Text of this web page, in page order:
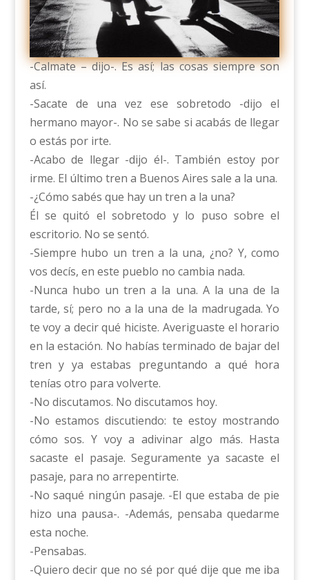
-Calmate – dijo-. Es así; las cosas siempre son
así.
-Sacate de una vez ese sobretodo -dijo el
hermano mayor-. No se sabe si acabás de llegar
o estás por irte.
-Acabo de llegar -dijo él-. También estoy por
irme. El último tren a Buenos Aires sale a la una.
-¿Cómo sabés que hay un tren a la una?
Él se quitó el sobretodo y lo puso sobre el
escritorio. No se sentó.
-Siempre hubo un tren a la una, ¿no? Y, como
vos decís, en este pueblo no cambia nada.
-Nunca hubo un tren a la una. A la una de la
tarde, sí; pero no a la una de la madrugada. Yo
te voy a decir qué hiciste. Averiguaste el horario
en la estación. No habías terminado de bajar del
tren y ya estabas preguntando a qué hora
tenías otro para volverte.
-No discutamos. No discutamos hoy.
-No estamos discutiendo: te estoy mostrando
cómo sos. Y voy a adivinar algo más. Hasta
sacaste el pasaje. Seguramente ya sacaste el
pasaje, para no arrepentirte.
-No saqué ningún pasaje. -El que estaba de pie
hizo una pausa-. -Además, pensaba quedarme
esta noche.
-Pensabas.
-Quiero decir que no sé por qué dije que me iba